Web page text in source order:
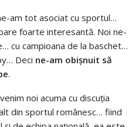
am tot asociat cu sportul…
foarte interesantă. Noi ne-
cu campioana de la baschet…
Deci ne-am obișnuit să
.
noi acuma cu discuția
din sportul românesc… fiind